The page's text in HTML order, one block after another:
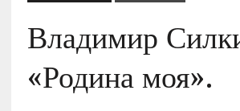
Владимир
«Родина моя».